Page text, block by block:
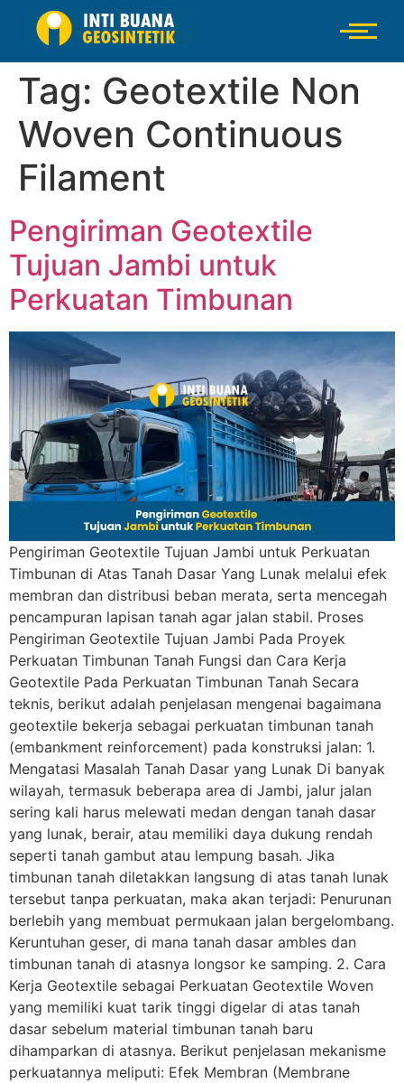
Tag: Geotextile Non
Woven Continuous
Filament
Pengiriman Geotextile
Tujuan Jambi untuk
Perkuatan Timbunan
Pengiriman Geotextile Tujuan Jambi untuk Perkuatan
Timbunan di Atas Tanah Dasar Yang Lunak melalui efek
membran dan distribusi beban merata, serta mencegah
pencampuran lapisan tanah agar jalan stabil. Proses
Pengiriman Geotextile Tujuan Jambi Pada Proyek
Perkuatan Timbunan Tanah Fungsi dan Cara Kerja
Geotextile Pada Perkuatan Timbunan Tanah Secara
teknis, berikut adalah penjelasan mengenai bagaimana
geotextile bekerja sebagai perkuatan timbunan tanah
(embankment reinforcement) pada konstruksi jalan: 1.
Mengatasi Masalah Tanah Dasar yang Lunak Di banyak
wilayah, termasuk beberapa area di Jambi, jalur jalan
sering kali harus melewati medan dengan tanah dasar
yang lunak, berair, atau memiliki daya dukung rendah
seperti tanah gambut atau lempung basah. Jika
timbunan tanah diletakkan langsung di atas tanah lunak
tersebut tanpa perkuatan, maka akan terjadi: Penurunan
berlebih yang membuat permukaan jalan bergelombang.
Keruntuhan geser, di mana tanah dasar ambles dan
timbunan tanah di atasnya longsor ke samping. 2. Cara
Kerja Geotextile sebagai Perkuatan Geotextile Woven
yang memiliki kuat tarik tinggi digelar di atas tanah
dasar sebelum material timbunan tanah baru
dihamparkan di atasnya. Berikut penjelasan mekanisme
perkuatannya meliputi: Efek Membran (Membrane